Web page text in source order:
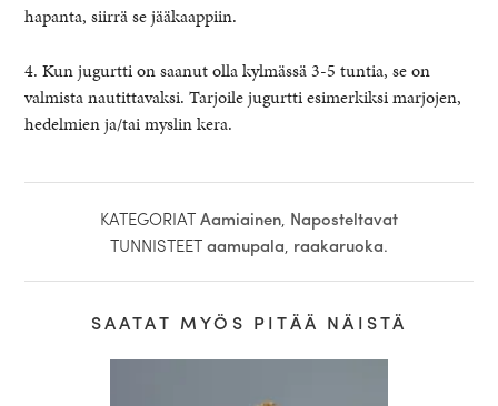
hapanta, siirrä se jääkaappiin.
4. Kun jugurtti on saanut olla kylmässä 3-5 tuntia, se on
valmista nautittavaksi. Tarjoile jugurtti esimerkiksi marjojen,
hedelmien ja/tai myslin kera.
KATEGORIATAamiainen, Naposteltavat
TUNNISTEETaamupala, raakaruoka.
SAATAT MYÖS PITÄÄ NÄISTÄ